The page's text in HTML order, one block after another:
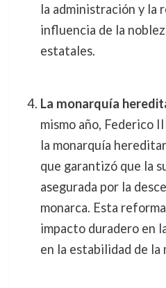
la administración y la
influencia de la
estatales.
La monarquía
mismo año, Federico
la monarquía
que garantizó que la
asegurada por la
monarca. Esta
impacto duradero en
en la estabilidad de la